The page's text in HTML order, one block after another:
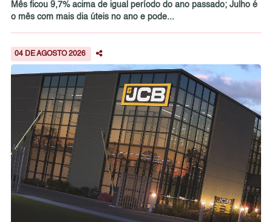
Mês ficou 9,7% acima de igual período do ano passado; Julho é
o mês com mais dia úteis no ano e pode...
04 DE AGOSTO 2026